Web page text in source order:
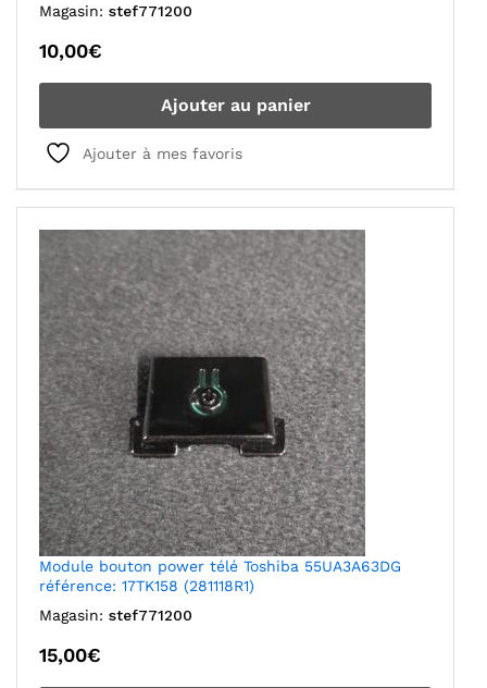
Magasin: stef771200
10,00€
Ajouter au panier
Ajouter à mes favoris
Module bouton power télé Toshiba 55UA3A63DG
référence: 17TK158 (281118R1)
Magasin: stef771200
15,00€